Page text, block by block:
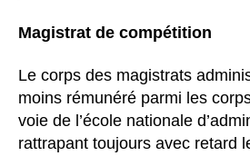
Magistrat de compétition
Le corps des magistrats
moins rémunéré parmi les
voie de l’école nationale
rattrapant toujours avec retard